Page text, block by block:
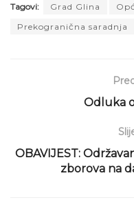
Tagovi: Grad Glina
Prekogranična saradnja
Odluka
OBAVIJEST:
zborova na